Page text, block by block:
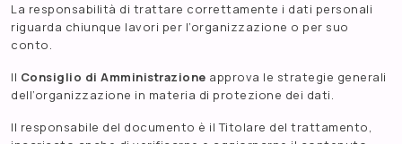
La responsabilità di trattare correttamente i dati personali
riguarda chiunque lavori per l’organizzazione o per suo
conto.
Il Consiglio di Amministrazione approva le strategie generali
dell’organizzazione in materia di protezione dei dati.
Il responsabile del documento è il Titolare del trattamento,